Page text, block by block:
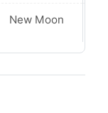
New Moon